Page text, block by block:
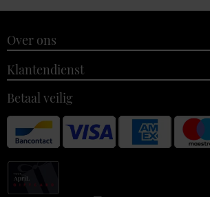
Over ons
Klantendienst
Betaal veilig